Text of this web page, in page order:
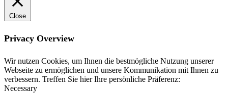
Close
Privacy Overview
Wir nutzen Cookies, um Ihnen die bestmögliche Nutzung unserer
Webseite zu ermöglichen und unsere Kommunikation mit Ihnen zu
verbessern. Treffen Sie hier Ihre persönliche Präferenz:
Necessary